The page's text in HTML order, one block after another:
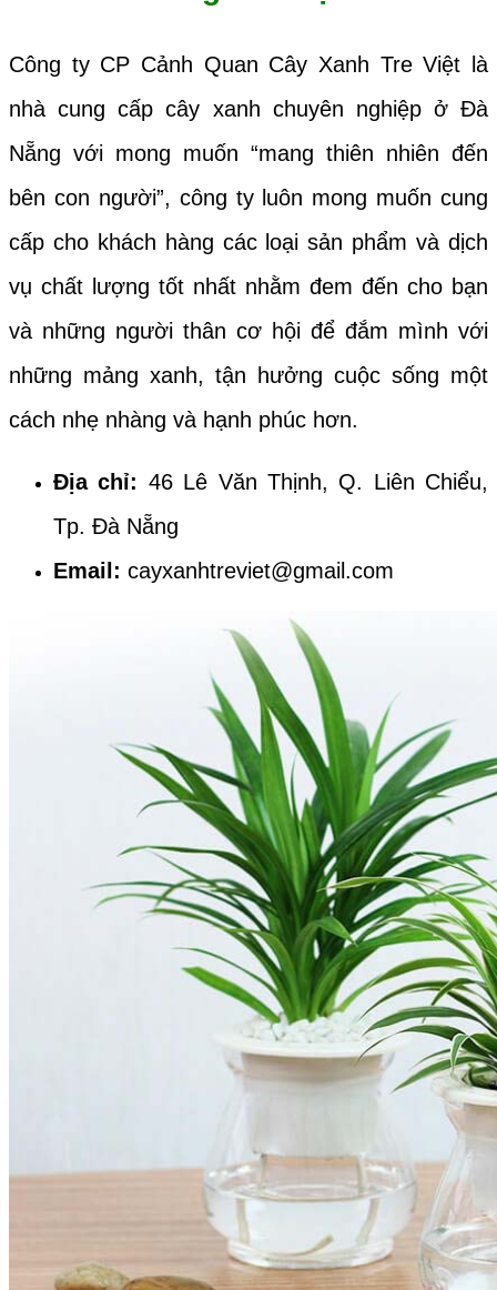
Công ty CP Cảnh Quan Cây Xanh Tre Việt là
nhà cung cấp cây xanh chuyên nghiệp ở Đà
Nẵng với mong muốn “mang thiên nhiên đến
bên con người”, công ty luôn mong muốn cung
cấp cho khách hàng các loại sản phẩm và dịch
vụ chất lượng tốt nhất nhằm đem đến cho bạn
và những người thân cơ hội để đắm mình với
những mảng xanh, tận hưởng cuộc sống một
cách nhẹ nhàng và hạnh phúc hơn.
Địa chỉ: 46 Lê Văn Thịnh, Q. Liên Chiểu,
Tp. Đà Nẵng
Email: cayxanhtreviet@gmail.com